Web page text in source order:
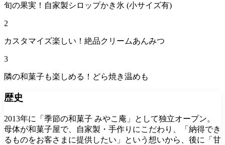
旬の果実！自家製シロップかき氷 (小サイズ有)
2
カスタマイズ楽しい！絶品クリームあんみつ
3
隣の和菓子も楽しめる！どら焼き温めも
歴史
2013年に「季節の和菓子 みやこ庵」として独立オープン。
母体が和菓子屋で、自家製・手作りにこだわり、「納得でき
るものをお客さまに提供したい」という想いから、後に「甘